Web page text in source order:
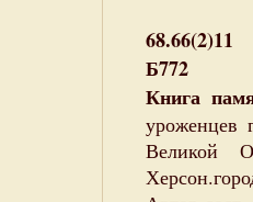
68.66(2)11
Б772
Книга
уроженцев
Великой